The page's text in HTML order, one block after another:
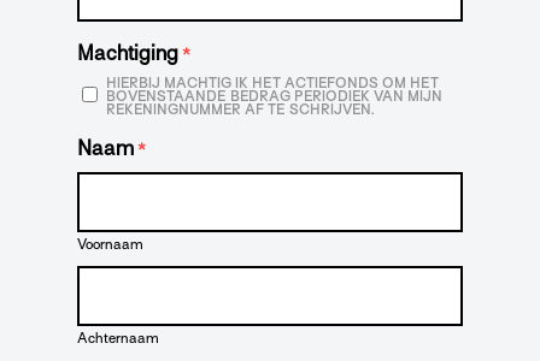
Machtiging *
HIERBIJ MACHTIG IK HET ACTIEFONDS OM HET
BOVENSTAANDE BEDRAG PERIODIEK VAN MIJN
REKENINGNUMMER AF TE SCHRIJVEN.
Naam *
Voornaam
Achternaam